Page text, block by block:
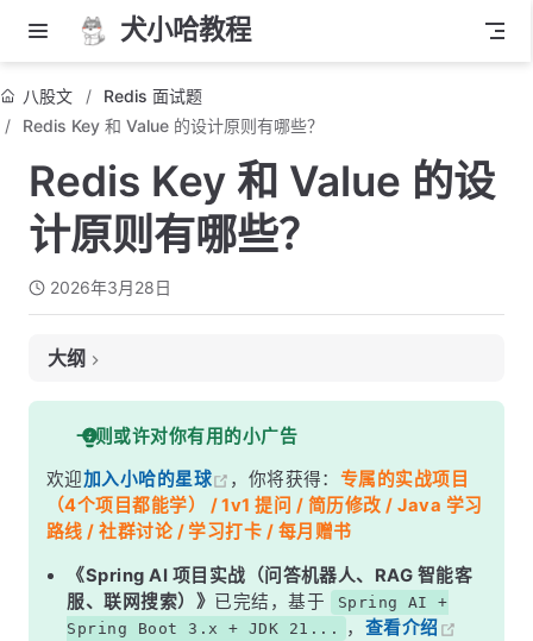
犬小哈教程
八股文
Redis 面试题
Redis Key 和 Value 的设计原则有哪些？
Redis Key 和 Value 的设
计原则有哪些？
2026年3月28日
大纲
面试考察点
核心答案
深度解析
一、Key 命名原则
二、Value 设计原则
面试高频追问
一则或许对你有用的小广告
欢迎加入小哈的星球 ，你将获得： 专属的实战项目
（4个项目都能学） / 1v1 提问 / 简历修改 / Java 学习
路线 / 社群讨论 / 学习打卡 / 每月赠书
《Spring AI 项目实战（问答机器人、RAG 智能客
服、联网搜索）》 已完结，基于
Spring AI +
Spring Boot 3.x + JDK 21...
， 查看介绍